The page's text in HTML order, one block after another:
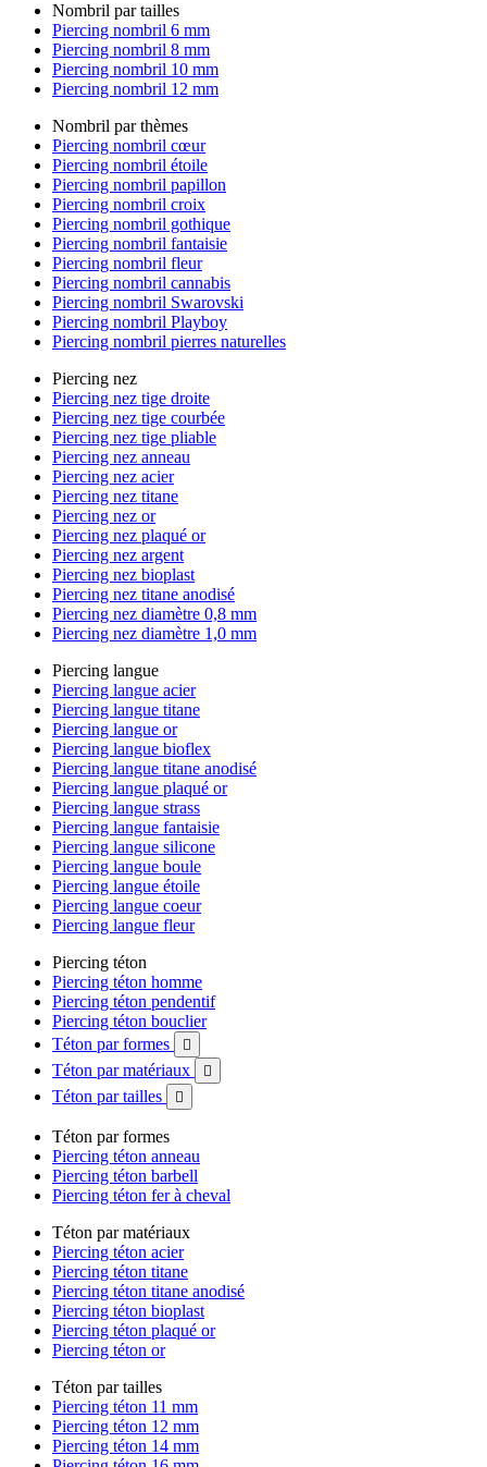
Nombril par tailles
Piercing nombril 6 mm
Piercing nombril 8 mm
Piercing nombril 10 mm
Piercing nombril 12 mm
Nombril par thèmes
Piercing nombril cœur
Piercing nombril étoile
Piercing nombril papillon
Piercing nombril croix
Piercing nombril gothique
Piercing nombril fantaisie
Piercing nombril fleur
Piercing nombril cannabis
Piercing nombril Swarovski
Piercing nombril Playboy
Piercing nombril pierres naturelles
Piercing nez
Piercing nez tige droite
Piercing nez tige courbée
Piercing nez tige pliable
Piercing nez anneau
Piercing nez acier
Piercing nez titane
Piercing nez or
Piercing nez plaqué or
Piercing nez argent
Piercing nez bioplast
Piercing nez titane anodisé
Piercing nez diamètre 0,8 mm
Piercing nez diamètre 1,0 mm
Piercing langue
Piercing langue acier
Piercing langue titane
Piercing langue or
Piercing langue bioflex
Piercing langue titane anodisé
Piercing langue plaqué or
Piercing langue strass
Piercing langue fantaisie
Piercing langue silicone
Piercing langue boule
Piercing langue étoile
Piercing langue coeur
Piercing langue fleur
Piercing téton
Piercing téton homme
Piercing téton pendentif
Piercing téton bouclier
Téton par formes

Téton par matériaux 
Téton par tailles 
Téton par formes
Piercing téton anneau
Piercing téton barbell
Piercing téton fer à cheval
Téton par matériaux
Piercing téton acier
Piercing téton titane
Piercing téton titane anodisé
Piercing téton bioplast
Piercing téton plaqué or
Piercing téton or
Téton par tailles
Piercing téton 11 mm
Piercing téton 12 mm
Piercing téton 14 mm